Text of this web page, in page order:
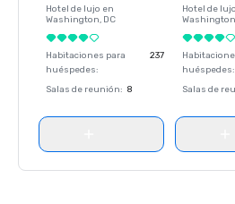
Hotel de lujo en
Washington, DC
Habitaciones para
huéspedes:
237
Salas de reunión: 8
Hotel de
Washington
huéspedes:
Salas de